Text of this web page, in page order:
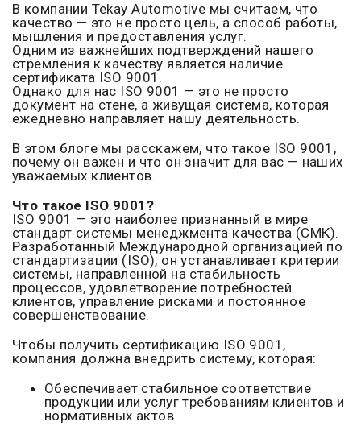
В компании Tekay Automotive мы считаем, что
качество — это не просто цель, а способ работы,
мышления и предоставления услуг.
Одним из важнейших подтверждений нашего
стремления к качеству является наличие
сертификата ISO 9001.
Однако для нас ISO 9001 — это не просто
документ на стене, а живущая система, которая
ежедневно направляет нашу деятельность.
В этом блоге мы расскажем, что такое ISO 9001,
почему он важен и что он значит для вас — наших
уважаемых клиентов.
Что такое ISO 9001?
ISO 9001 — это наиболее признанный в мире
стандарт системы менеджмента качества (СМК).
Разработанный Международной организацией по
стандартизации (ISO), он устанавливает критерии
системы, направленной на стабильность
процессов, удовлетворение потребностей
клиентов, управление рисками и постоянное
совершенствование.
Чтобы получить сертификацию ISO 9001,
компания должна внедрить систему, которая:
Обеспечивает стабильное соответствие
продукции или услуг требованиям клиентов и
нормативных актов